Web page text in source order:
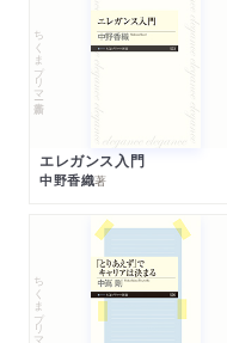
ちくまプリマー新書
エレガンス入門
中野香織著
ちくまプリマー新書